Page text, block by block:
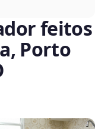
feitos
Porto